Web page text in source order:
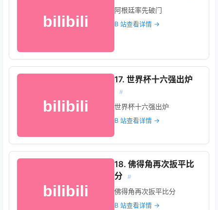
阿根廷率先破门
B 站查看详情 →
17. 世界杯十六强出炉
#
世界杯十六强出炉
B 站查看详情 →
18. 佛得角再次扳平比
分
#
佛得角再次扳平比分
B 站查看详情 →